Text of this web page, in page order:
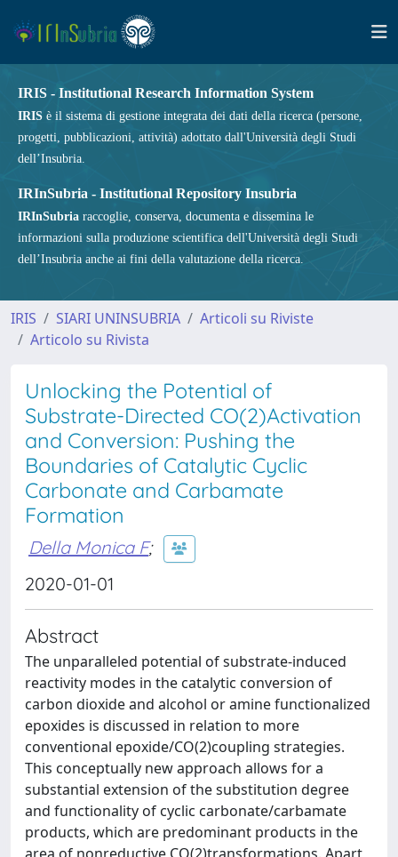
IRIS - Institutional Research Information System
IRIS è il sistema di gestione integrata dei dati della ricerca (persone,
progetti, pubblicazioni, attività) adottato dall'Università degli Studi
dell’Insubria.
IRInSubria - Institutional Repository Insubria
IRInSubria raccoglie, conserva, documenta e dissemina le
informazioni sulla produzione scientifica dell'Università degli Studi
dell’Insubria anche ai fini della valutazione della ricerca.
IRIS SIARI UNINSUBRIA
Articoli su Riviste
Articolo su Rivista
Unlocking the Potential of
Substrate-Directed CO(2)Activation
and Conversion: Pushing the
Boundaries of Catalytic Cyclic
Carbonate and Carbamate
Formation
Della Monica F;
2020-01-01
Abstract
The unparalleled potential of substrate-induced
reactivity modes in the catalytic conversion of
carbon dioxide and alcohol or amine functionalized
epoxides is discussed in relation to more
conventional epoxide/CO(2)coupling strategies.
This conceptually new approach allows for a
substantial extension of the substitution degree
and functionality of cyclic carbonate/carbamate
products, which are predominant products in the